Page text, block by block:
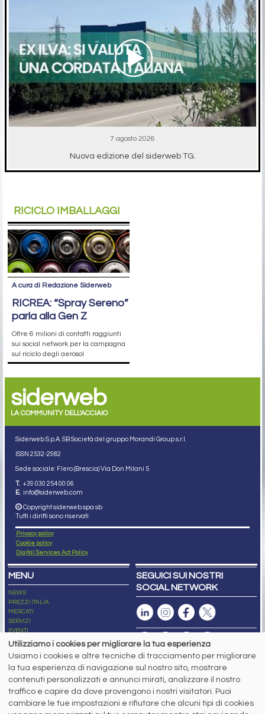
7 agosto 2026
Nuova edizione del siderweb TG.
RICICLO IMBALLAGGI
A cura di Redazione Siderweb
RICREA: “Spray Sereno”
parla alla Gen Z
Oltre 6 milioni di contatti raggiunti
sui social network per la campagna
sul riciclo degli aerosol
siderweb
LA COMMUNITY DELL'ACCIAIO
Siderweb S.p.A. SB Società del gruppo Morandi Group s.r.l.
ISSN 2532-2982
Sede sociale: Flero (Brescia) Via Don Milani 5
T. +39 030 254 00 06
E. info@siderweb.com
Copyright siderweb spa sb
Tutti i diritti sono riservati
Privacy policy
Cookie policy
Digital Services Act Policy
MENU
NEWS
PREZZI ITALIA
MERCATI
SERVIZI
EVENTI
ABBONAMENTI
NEWSLETTER
SEGUICI SUI NOSTRI
SOCIAL NETWORK
Capitale Sociale: 190.000€ interamente versato
Registro delle Imprese di Brescia
Codice Fiscale e Partita I.V.A.:IT03562320170
R.E.A. n. 419331
Utilizziamo i cookies per migliorare la tua esperienza
Usiamo i cookies e altre tecniche di tracciamento per migliorare
la tua esperienza di navigazione sul nostro sito, mostrare
contenuti personalizzati e annunci mirati, analizzare il nostro
traffico e capire da dove provengono i nostri visitatori. Puoi
cambiare le tue impostazioni e rifiutare che alcuni tipi di cookies